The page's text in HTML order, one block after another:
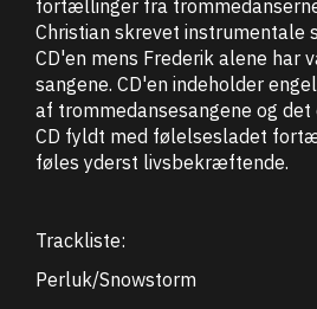
fortællinger fra
Christian skrevet instrumentale
CD'en mens Frederik alene har
sangene. CD'en indeholder
af trommedansesangene og
CD fyldt med følelsesladet
føles yderst livsbekræftende.
Trackliste:
Perluk/Snowstorm